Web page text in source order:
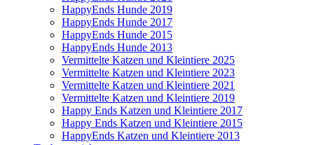
HappyEnds Hunde 2019
HappyEnds Hunde 2017
HappyEnds Hunde 2015
HappyEnds Hunde 2013
Vermittelte Katzen und Kleintiere 2025
Vermittelte Katzen und Kleintiere 2023
Vermittelte Katzen und Kleintiere 2021
Vermittelte Katzen und Kleintiere 2019
Happy Ends Katzen und Kleintiere 2017
Happy Ends Katzen und Kleintiere 2015
HappyEnds Katzen und Kleintiere 2013